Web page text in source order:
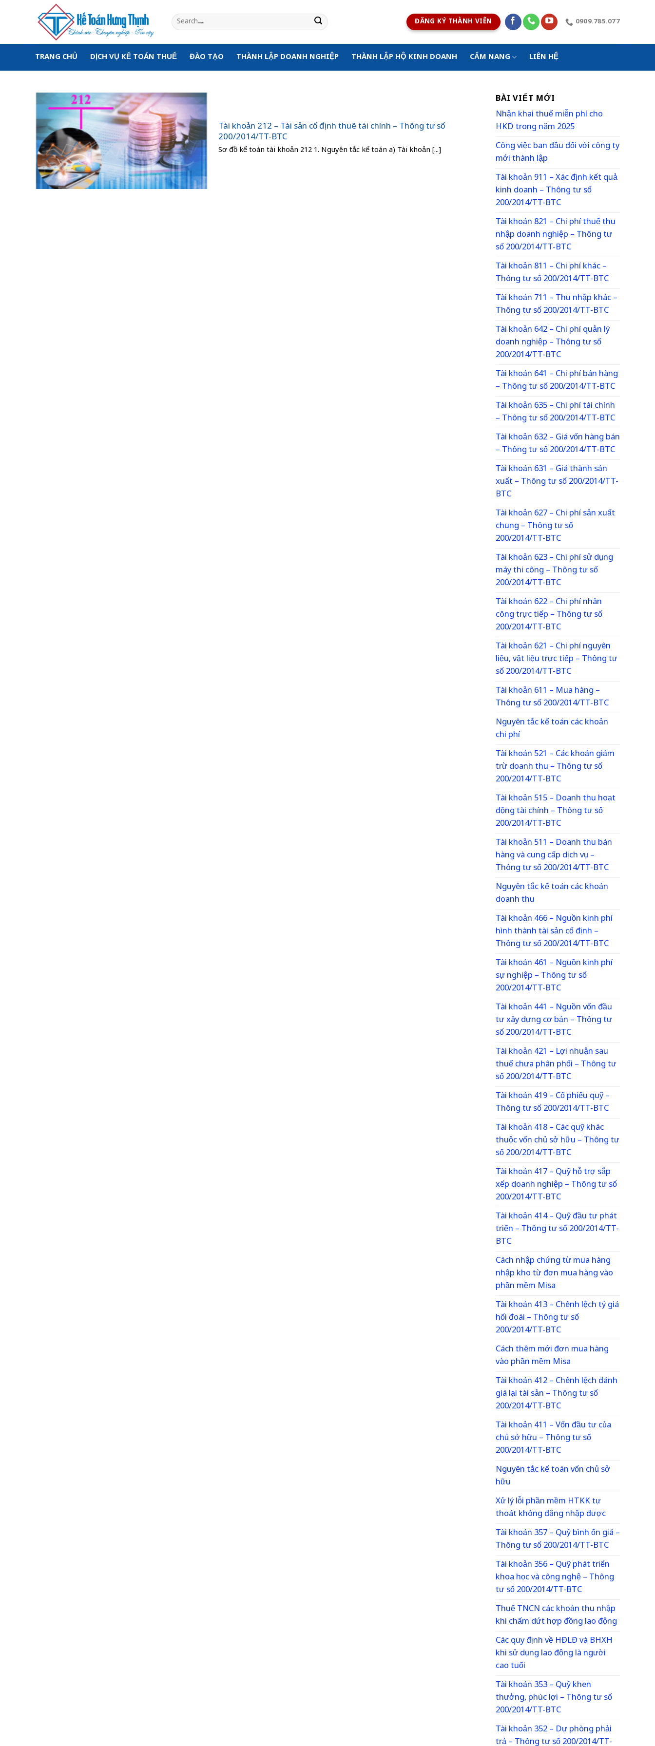
ĐĂNG KÝ THÀNH VIÊN 0909.785.077
TRANG CHỦ DỊCH VỤ KẾ TOÁN THUẾ ĐÀO TẠO THÀNH LẬP DOANH NGHIỆP THÀNH LẬP HỘ KINH DOANH CẨM NANG LIÊN HỆ
Tài khoản 212 – Tài sản cố định thuê tài chính – Thông tư số
200/2014/TT-BTC
Sơ đồ kế toán tài khoản 212 1. Nguyên tắc kế toán a) Tài khoản [...]
BÀI VIẾT MỚI
Nhận khai thuế miễn phí cho
HKD trong năm 2025
Công việc ban đầu đối với công ty
mới thành lập
Tài khoản 911 – Xác định kết quả
kinh doanh – Thông tư số
200/2014/TT-BTC
Tài khoản 821 – Chi phí thuế thu
nhập doanh nghiệp – Thông tư
số 200/2014/TT-BTC
Tài khoản 811 – Chi phí khác –
Thông tư số 200/2014/TT-BTC
Tài khoản 711 – Thu nhập khác –
Thông tư số 200/2014/TT-BTC
Tài khoản 642 – Chi phí quản lý
doanh nghiệp – Thông tư số
200/2014/TT-BTC
Tài khoản 641 – Chi phí bán hàng
– Thông tư số 200/2014/TT-BTC
Tài khoản 635 – Chi phí tài chính
– Thông tư số 200/2014/TT-BTC
Tài khoản 632 – Giá vốn hàng bán
– Thông tư số 200/2014/TT-BTC
Tài khoản 631 – Giá thành sản
xuất – Thông tư số 200/2014/TT-
BTC
Tài khoản 627 – Chi phí sản xuất
chung – Thông tư số
200/2014/TT-BTC
Tài khoản 623 – Chi phí sử dụng
máy thi công – Thông tư số
200/2014/TT-BTC
Tài khoản 622 – Chi phí nhân
công trực tiếp – Thông tư số
200/2014/TT-BTC
Tài khoản 621 – Chi phí nguyên
liệu, vật liệu trực tiếp – Thông tư
số 200/2014/TT-BTC
Tài khoản 611 – Mua hàng –
Thông tư số 200/2014/TT-BTC
Nguyên tắc kế toán các khoản
chi phí
Tài khoản 521 – Các khoản giảm
trừ doanh thu – Thông tư số
200/2014/TT-BTC
Tài khoản 515 – Doanh thu hoạt
động tài chính – Thông tư số
200/2014/TT-BTC
Tài khoản 511 – Doanh thu bán
hàng và cung cấp dịch vụ –
Thông tư số 200/2014/TT-BTC
Nguyên tắc kế toán các khoản
doanh thu
Tài khoản 466 – Nguồn kinh phí
hình thành tài sản cố định –
Thông tư số 200/2014/TT-BTC
Tài khoản 461 – Nguồn kinh phí
sự nghiệp – Thông tư số
200/2014/TT-BTC
Tài khoản 441 – Nguồn vốn đầu
tư xây dựng cơ bản – Thông tư
số 200/2014/TT-BTC
Tài khoản 421 – Lợi nhuận sau
thuế chưa phân phối – Thông tư
số 200/2014/TT-BTC
Tài khoản 419 – Cổ phiếu quỹ –
Thông tư số 200/2014/TT-BTC
Tài khoản 418 – Các quỹ khác
thuộc vốn chủ sở hữu – Thông tư
số 200/2014/TT-BTC
Tài khoản 417 – Quỹ hỗ trợ sắp
xếp doanh nghiệp – Thông tư số
200/2014/TT-BTC
Tài khoản 414 – Quỹ đầu tư phát
triển – Thông tư số 200/2014/TT-
BTC
Cách nhập chứng từ mua hàng
nhập kho từ đơn mua hàng vào
phần mềm Misa
Tài khoản 413 – Chênh lệch tỷ giá
hối đoái – Thông tư số
200/2014/TT-BTC
Cách thêm mới đơn mua hàng
vào phần mềm Misa
Tài khoản 412 – Chênh lệch đánh
giá lại tài sản – Thông tư số
200/2014/TT-BTC
Tài khoản 411 – Vốn đầu tư của
chủ sở hữu – Thông tư số
200/2014/TT-BTC
Nguyên tắc kế toán vốn chủ sở
hữu
Xử lý lỗi phần mềm HTKK tự
thoát không đăng nhập được
Tài khoản 357 – Quỹ bình ổn giá –
Thông tư số 200/2014/TT-BTC
Tài khoản 356 – Quỹ phát triển
khoa học và công nghệ – Thông
tư số 200/2014/TT-BTC
Thuế TNCN các khoản thu nhập
khi chấm dứt hợp đồng lao động
Các quy định về HĐLĐ và BHXH
khi sử dụng lao động là người
cao tuổi
Tài khoản 353 – Quỹ khen
thưởng, phúc lợi – Thông tư số
200/2014/TT-BTC
Tài khoản 352 – Dự phòng phải
trả – Thông tư số 200/2014/TT-